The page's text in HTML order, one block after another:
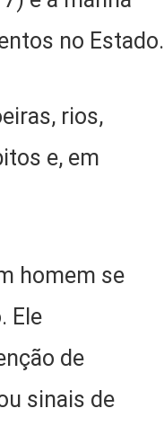
no Estado.
rios,
e, em
homem se
Ele
de
sinais de